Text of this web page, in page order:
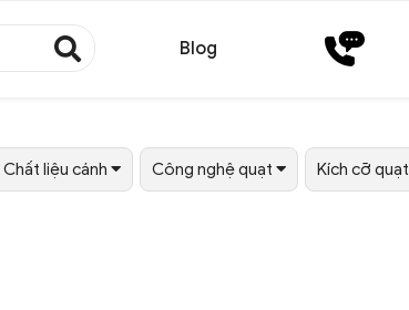
Blog
Chất liệu cánh Công nghệ quạt Kích cỡ quạt